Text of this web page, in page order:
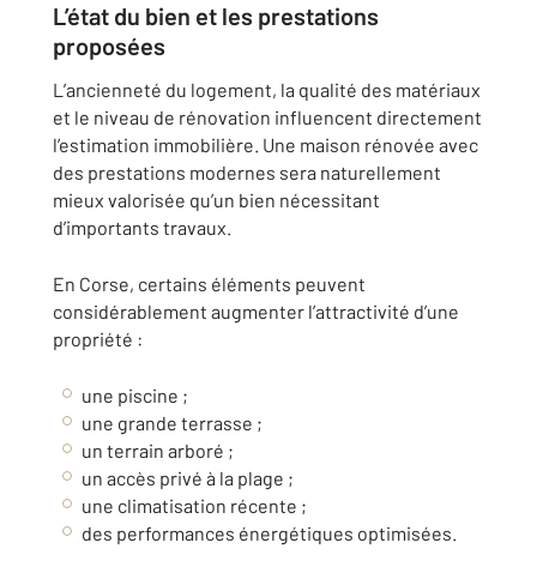
L’état du bien et les prestations
proposées
L’ancienneté du logement, la qualité des matériaux
et le niveau de rénovation influencent directement
l’estimation immobilière. Une maison rénovée avec
des prestations modernes sera naturellement
mieux valorisée qu’un bien nécessitant
d’importants travaux.
En Corse, certains éléments peuvent
considérablement augmenter l’attractivité d’une
propriété :
une piscine ;
une grande terrasse ;
un terrain arboré ;
un accès privé à la plage ;
une climatisation récente ;
des performances énergétiques optimisées.